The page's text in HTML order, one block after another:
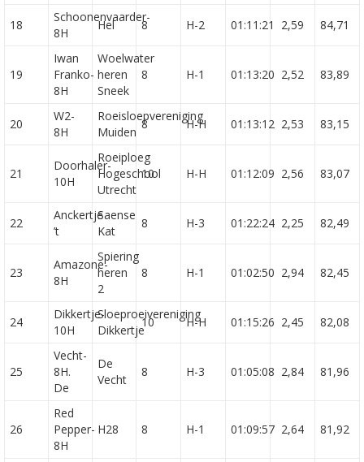
18
Schoonenvaarder-
8H
Hel 8 H-2 01:11:21 2,59 84,71
19
Iwan
Franko-
8H
Woelwater
heren
Sneek
8 H-1 01:13:20 2,52 83,89
20
W2-
8H
Roeisloepvereniging
Muiden
8 H-H 01:13:12 2,53 83,15
21
Doorhaler-
10H
Roeiploeg
Hogeschool
Utrecht
10 H-H 01:12:09 2,56 83,07
22
Anckertje
’t
Saense
Kat
8 H-3 01:22:24 2,25 82,49
23
Amazone-
8H
Spiering
heren
2
8 H-1 01:02:50 2,94 82,45
24
Dikkertje-
10H
Sloeproeivereniging
Dikkertje
10 H-H 01:15:26 2,45 82,08
25
Vecht-
8H.
De
De
Vecht
8 H-3 01:05:08 2,84 81,96
26
Red
Pepper-
8H
H28 8 H-1 01:09:57 2,64 81,92